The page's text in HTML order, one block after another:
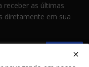
receber as últimas
diretamente em sua
Assinar